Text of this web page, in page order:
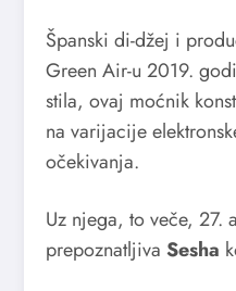
Španski di-džej i
Green Air-u 2019.
stila, ovaj moćnik
na varijacije
očekivanja.
Uz njega, to veče, 27.
prepoznatljiva Sesha